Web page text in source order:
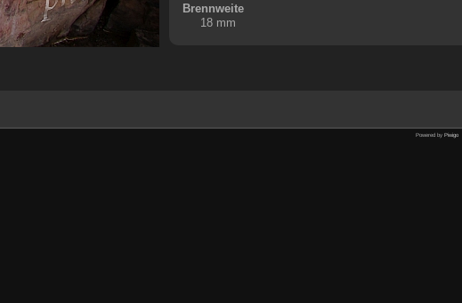
Brennweite
18 mm
Powered by Piwigo